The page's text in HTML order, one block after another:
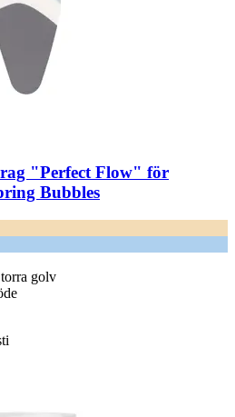
"Perfect Flow" för
Bubbles
golv